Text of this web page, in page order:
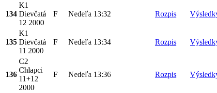
134
K1
Dievčatá
12 2000
F Nedeľa 13:32 Rozpis
135
K1
Dievčatá
11 2000
F Nedeľa 13:34 Rozpis
136
C2
Chlapci
11+12
2000
F Nedeľa 13:36 Rozpis